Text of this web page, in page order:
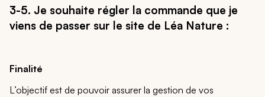
3-5. Je souhaite régler la commande que je
viens de passer sur le site de Léa Nature :
Finalité
L’objectif est de pouvoir assurer la gestion de vos